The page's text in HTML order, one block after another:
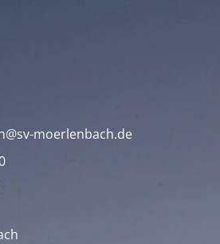
moerlenbach.de